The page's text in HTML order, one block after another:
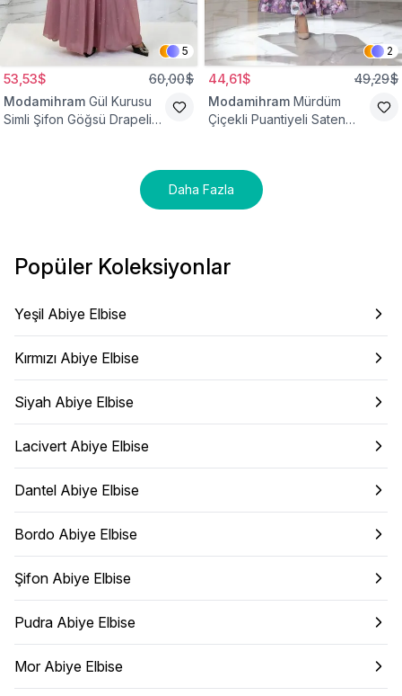
5
53,53$ 60,00$
Modamihram Gül Kurusu
Simli Şifon Göğsü Drapeli
2
44,61$ 49,29$
Modamihram Mürdüm
Çiçekli Puantiyeli Saten
Daha Fazla
Popüler Koleksiyonlar
Yeşil Abiye Elbise
Kırmızı Abiye Elbise
Siyah Abiye Elbise
Lacivert Abiye Elbise
Dantel Abiye Elbise
Bordo Abiye Elbise
Şifon Abiye Elbise
Pudra Abiye Elbise
Mor Abiye Elbise